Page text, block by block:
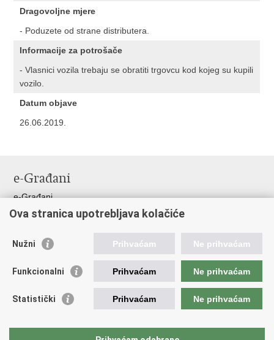
Dragovoljne mjere
- Poduzete od strane distributera.
Informacije za potrošače
- Vlasnici vozila trebaju se obratiti trgovcu kod kojeg su kupili
vozilo.
Datum objave
26.06.2019.
e-Građani
e-Građani
Pristup informacijama
Pravo na pristup informacijama
Pristup otvorenim podacima ministarstva
Važne poveznice
Pučka pravobraniteljica
Ova stranica upotrebljava kolačiće
Nužni Prihvaćam Ne prihvaćam
Funkcionalni Prihvaćam Ne prihvaćam
Statistički Prihvaćam Ne prihvaćam